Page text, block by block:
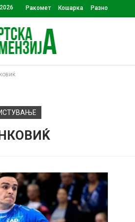
Ракомет Кошарка Разно